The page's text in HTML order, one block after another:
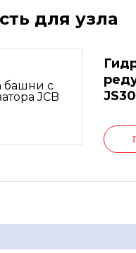
для узла